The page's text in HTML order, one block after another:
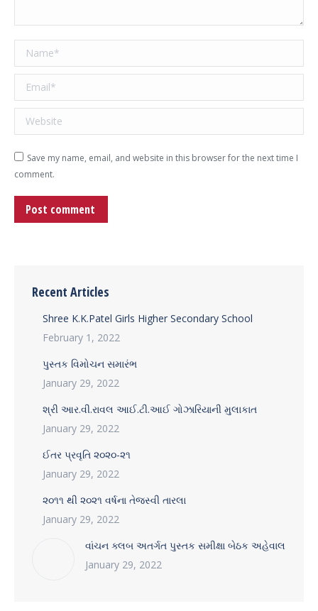
Name *
Email *
Website
Save my name, email, and website in this browser for the next time I
comment.
Post comment
Recent Articles
Shree K.K.Patel Girls Higher Secondary School
February 1, 2022
પુસ્તક વિમોચન સમારંભ
January 29, 2022
શ્રી આર.વી.રાવલ આઈ.ટી.આઈ ગોઝારિયાની મુલાકાત
January 29, 2022
ઈતર પ્રવૃતિ ૨૦૨૦-૨૧
January 29, 2022
૨૦૧૧ થી ૨૦૨૧ વર્ષના તેજસ્વી તારલા
January 29, 2022
વાંચન ક્લબ અતર્ગત પુસ્તક સમીક્ષા બેઠક અહેવાલ
January 29, 2022